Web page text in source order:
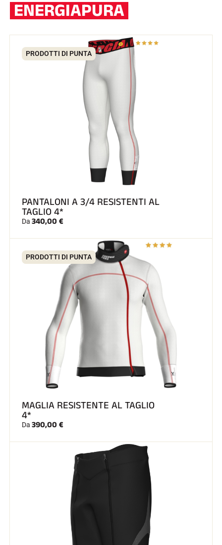
ENERGIAPURA
PRODOTTI DI PUNTA
PANTALONI A 3/4 RESISTENTI AL
TAGLIO 4*
Da 340,00 €
PRODOTTI DI PUNTA
MAGLIA RESISTENTE AL TAGLIO
4*
Da 390,00 €